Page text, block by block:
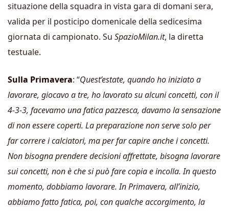
situazione della squadra in vista gara di domani sera,
valida per il posticipo domenicale della sedicesima
giornata di campionato. Su SpazioMilan.it, la diretta
testuale.
Sulla Primavera: “Quest’estate, quando ho iniziato a
lavorare, giocavo a tre, ho lavorato su alcuni concetti, con il
4-3-3, facevamo una fatica pazzesca, davamo la sensazione
di non essere coperti. La preparazione non serve solo per
far correre i calciatori, ma per far capire anche i concetti.
Non bisogna prendere decisioni affrettate, bisogna lavorare
sui concetti, non è che si può fare copia e incolla. In questo
momento, dobbiamo lavorare. In Primavera, all’inizio,
abbiamo fatto fatica, poi, con qualche accorgimento, la